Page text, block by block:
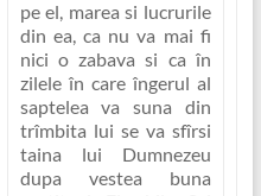
pe el, marea si lucrurile
din ea, ca nu va mai fi
nici o zabava si ca în
zilele în care îngerul al
saptelea va suna din
trîmbita lui se va sfîrsi
taina lui Dumnezeu
dupa vestea buna